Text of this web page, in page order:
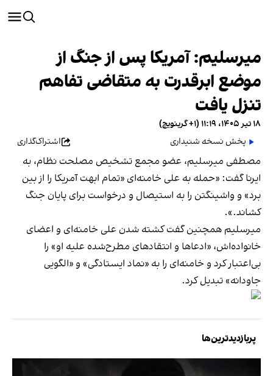
میرسلیم: آمریکا پس از جنگ از
موضع ابرقدرت به متقاضی تفاهم
تنزل یافت
۱۸ تیر ۱۴۰۵، ۱۱:۱۹ (‎+۱ گرینویچ)
پخش نسخه شنیداری
اشتراک‌گذاری
مصطفی میرسلیم، عضو مجمع تشخیص مصلحت نظام، به
ایرنا گفت: «حمله به علی خامنه‌ای «تمام ابهت آمریکا را از بین
برد» و واشینگتن را به استیصال و درخواست برای پایان جنگ
کشاند.».
میرسلیم همچنین گفت کشته شدن علی خامنه‌ای و اعضای
خانواده‌اش، «ادعاها و انتقادهای مطرح‌شده علیه او» را
بی‌اعتبار کرد و خامنه‌ای را به «نماد ایستادگی» و «الگویی
جاودانه» تبدیل کرد.
پربازدیدترین‌ها